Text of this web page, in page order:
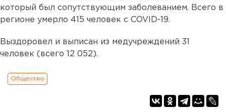
который был сопутствующим заболеванием. Всего в
регионе умерло 415 человек с COVID-19.
Выздоровел и выписан из медучреждений 31
человек (всего 12 052).
Общество